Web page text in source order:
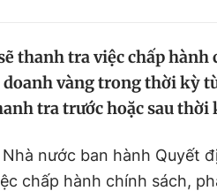
thanh tra việc chấp hành
vàng trong thời kỳ từ
tra trước hoặc sau thời
Nhà nước ban hành Quyết
chấp hành chính sách,